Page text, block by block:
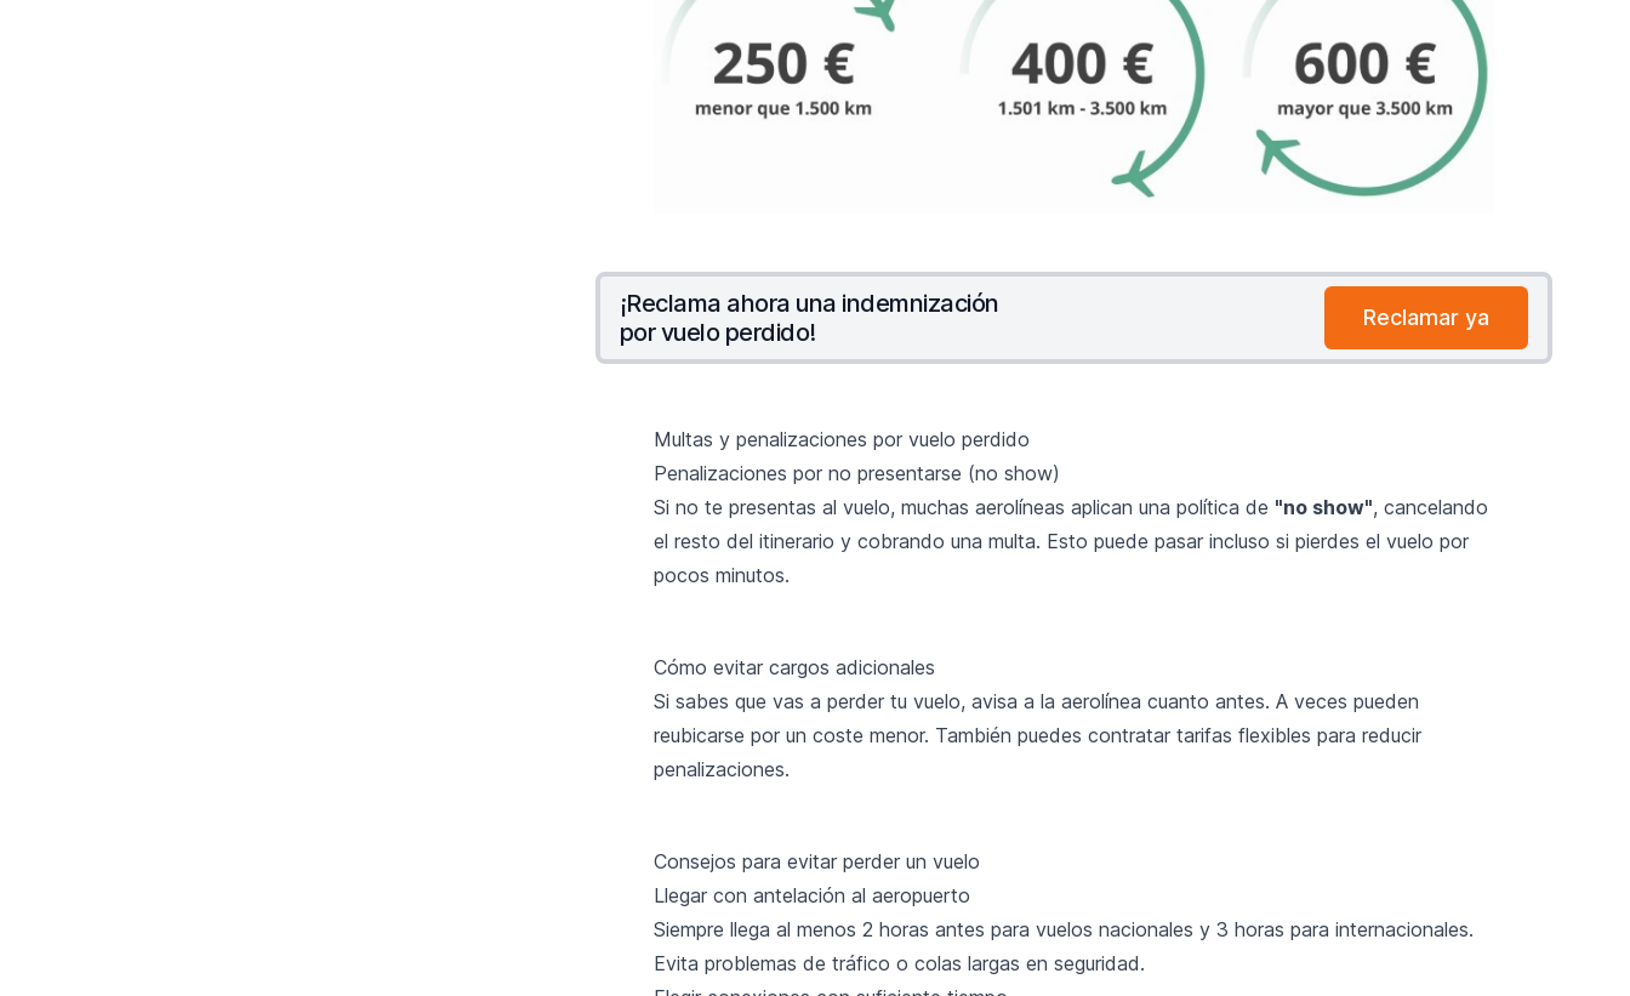
¡Reclama ahora una indemnización
por vuelo perdido!
Reclamar ya
Multas y penalizaciones por vuelo perdido
Penalizaciones por no presentarse (no show)
Si no te presentas al vuelo, muchas aerolíneas aplican una política de "no show", cancelando
el resto del itinerario y cobrando una multa. Esto puede pasar incluso si pierdes el vuelo por
pocos minutos.
Cómo evitar cargos adicionales
Si sabes que vas a perder tu vuelo, avisa a la aerolínea cuanto antes. A veces pueden
reubicarse por un coste menor. También puedes contratar tarifas flexibles para reducir
penalizaciones.
Consejos para evitar perder un vuelo
Llegar con antelación al aeropuerto
Siempre llega al menos 2 horas antes para vuelos nacionales y 3 horas para internacionales.
Evita problemas de tráfico o colas largas en seguridad.